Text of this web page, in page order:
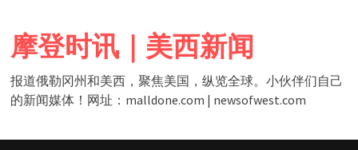
content
摩登时讯｜美西新闻
报道俄勒冈州和美西，聚焦美国，纵览全球。小伙伴们自己
的新闻媒体！网址：malldone.com | newsofwest.com